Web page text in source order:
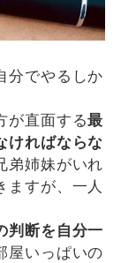
分でやるしか
が直面する最
ければならな
弟姉妹がいれ
ますが、一人
判断を自分一
屋いっぱいの